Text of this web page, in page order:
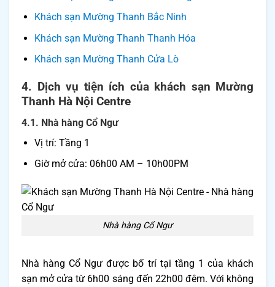
Khách sạn Mường Thanh Bắc Ninh
Khách sạn Mường Thanh Thanh Hóa
Khách sạn Mường Thanh Cửa Lò
4. Dịch vụ tiện ích của khách sạn Mường
Thanh Hà Nội Centre
4.1. Nhà hàng Cổ Ngư
Vị trí: Tầng 1
Giờ mở cửa: 06h00 AM – 10h00PM
Nhà hàng Cổ Ngư
Nhà hàng Cổ Ngư được bố trí tại tầng 1 của khách
sạn mở cửa từ 6h00 sáng đến 22h00 đêm. Với không